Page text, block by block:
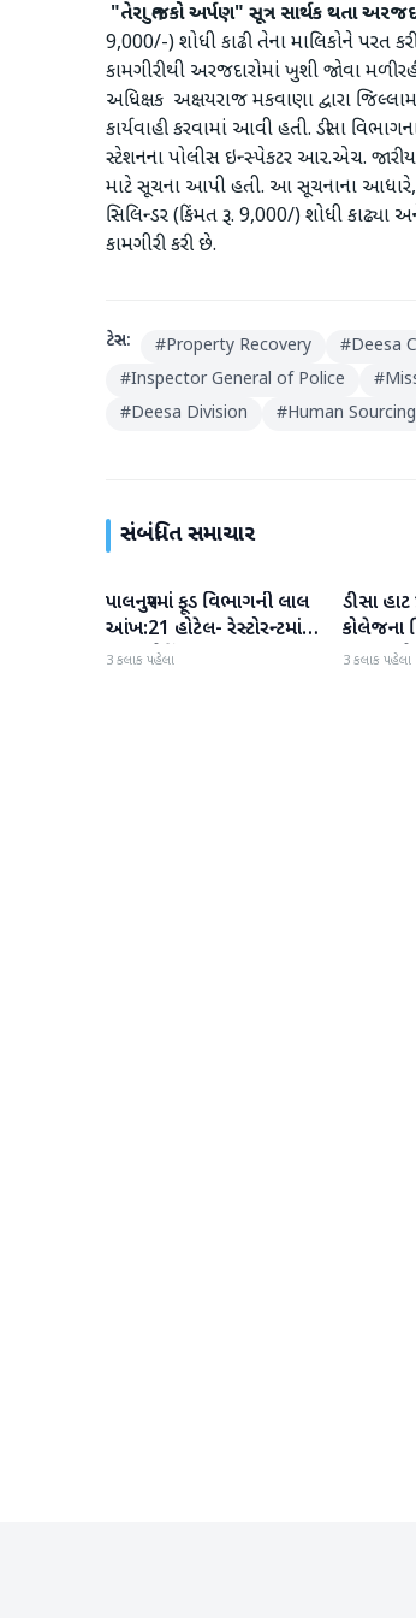
"તેરા તુજકો અર્પણ" સૂત્ર સાર્થક થતા
9,000/-) શોધી કાઢી તેના માલિકોને પરત
કામગીરીથી અરજદારોમાં ખુશી જોવા મળી
અધિક્ષક અક્ષયરાજ મકવાણા દ્વારા
કાર્યવાહી કરવામાં આવી હતી. ડીસા
સ્ટેશનના પોલીસ ઇન્સ્પેકટર આર.એચ.
માટે સૂચના આપી હતી. આ સૂચનાના આધારે,
સિલિન્ડર (કિંમત રૂ. 9,000/) શોધી કાઢ્યા
કામગીરી કરી છે.
ટેગ્સ: #Property Recovery #Deesa
#Inspector General of Police #
#Deesa Division #Human Sourcing
સંબંધિત સમાચાર
બનાસકાંઠા
પાલનપુરમાં ફૂડ વિભાગની લાલ
આંખ:21 હોટેલ- રેસ્ટોરન્ટમાં
સઘન ચેકિંગ
3 કલાક પહેલા
ડીસા
કોલેજના
3 કલાક પહેલા